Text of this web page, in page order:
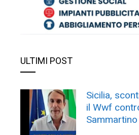
ULTIMI POST
Sicilia,
il Wwf
Sammartino